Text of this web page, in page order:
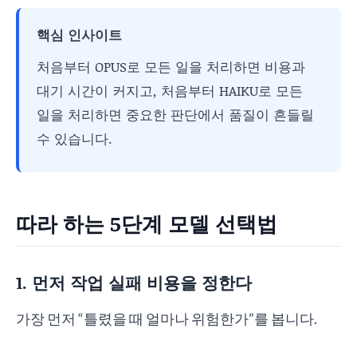
핵심 인사이트
처음부터 OPUS로 모든 일을 처리하면 비용과
대기 시간이 커지고, 처음부터 HAIKU로 모든
일을 처리하면 중요한 판단에서 품질이 흔들릴
수 있습니다.
따라 하는 5단계 모델 선택법
1. 먼저 작업 실패 비용을 정한다
가장 먼저 “틀렸을 때 얼마나 위험한가”를 봅니다.